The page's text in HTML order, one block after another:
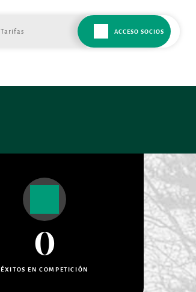
Tarifas ACCESO SOCIOS
0
ÉXITOS EN COMPETICIÓN